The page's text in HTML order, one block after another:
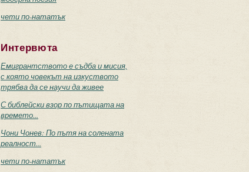
чети по-нататък
Интервюта
Емигрантството е съдба и мисия,
с която човекът на изкуството
трябва да се научи да живее
С библейски взор по пътищата на
времето...
Чони Чонев: По пътя на солената
реалност...
чети по-нататък